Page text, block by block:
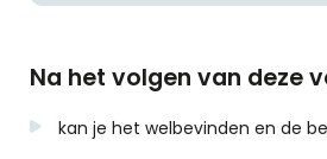
Na het volgen van deze
kan je het welbevinden en de